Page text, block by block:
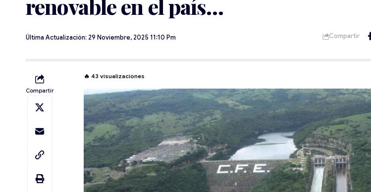
renovable en el país…
Última Actualización: 29 Noviembre, 2025 11:10 Pm Compartir
Compartir
🔥43 visualizaciones